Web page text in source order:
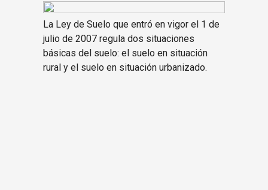
La Ley de Suelo que entró en vigor el 1 de
julio de 2007 regula dos situaciones
básicas del suelo: el suelo en situación
rural y el suelo en situación urbanizado.